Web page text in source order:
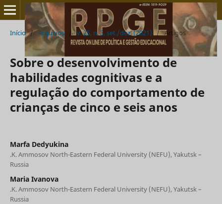
Início / Arquivos / v. 25, n. 3, set./dez. (2021) / Artigos
Sobre o desenvolvimento de
habilidades cognitivas e a
regulação do comportamento de
crianças de cinco e seis anos
Marfa Dedyukina
.K. Ammosov North-Eastern Federal University (NEFU), Yakutsk –
Russia
Maria Ivanova
.K. Ammosov North-Eastern Federal University (NEFU), Yakutsk –
Russia